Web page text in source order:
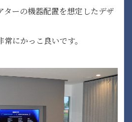
ターの機器配置を想定したデザ
にかっこ良いです。